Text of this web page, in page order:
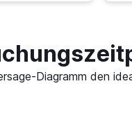
Diagramm den